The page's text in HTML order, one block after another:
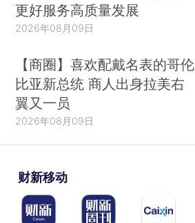
更好服务高质量发展
2026年08月09日
【商圈】喜欢配戴名表的哥伦
比亚新总统 商人出身拉美右
翼又一员
2026年08月09日
财新移动